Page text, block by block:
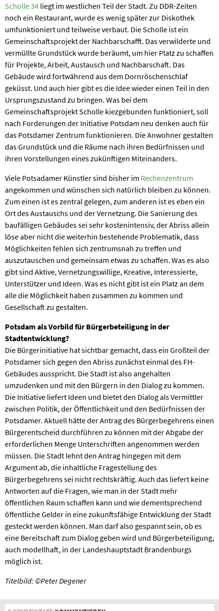
Scholle 34 liegt im westlichen Teil der Stadt. Zu DDR-Zeiten
noch ein Restaurant, wurde es wenig später zur Diskothek
umfunktioniert und teilweise verbaut. Die Scholle ist ein
Gemeinschaftsprojekt der Nachbarschafft. Das verwilderte und
vermüllte Grundstück wurde beräumt, um hier Platz zu schaffen
für Projekte, Arbeit, Austausch und Nachbarschaft. Das
Gebäude wird fortwährend aus dem Dornröschenschlaf
geküsst. Und auch hier gibt es die Idee wieder einen Teil in den
Ursprungszustand zu bringen. Was bei dem
Gemeinschaftsprojekt Scholle kiezgebunden funktioniert, soll
nach Forderungen der Initiative Potsdam neu denken auch für
das Potsdamer Zentrum funktionieren. Die Anwohner gestalten
das Grundstück und die Räume nach ihren Bedürfnissen und
ihren Vorstellungen eines zukünftigen Miteinanders.
Viele Potsadamer Künstler sind bisher im Rechenzentrum
angekommen und wünschen sich natürlich bleiben zu können.
Zum einen ist es zentral gelegen, zum anderen ist es eben ein
Ort des Austauschs und der Vernetzung. Die Sanierung des
baufälligen Gebäudes sei sehr kostenintensiv, der Abriss allein
löse aber nicht die weiterhin bestehende Problematik, dass
Möglichkeiten fehlen sich zentrumsnah zu treffen und
auszutauschen und gemeinsam etwas zu schaffen. Was es also
gibt sind Aktive, Vernetzungswillige, Kreative, Interessierte,
Unterstützer und Ideen. Was es nicht gibt ist ein Platz an dem
alle die Möglichkeit haben zusammen zu kommen und
Gesellschaft zu gestalten.
Potsdam als Vorbild für Bürgerbeteiligung in der
Stadtentwicklung?
Die Bürgerinitiative hat sichtbar gemacht, dass ein Großteil der
Potsdamer sich gegen den Abriss zunächst einmal des FH-
Gebäudes ausspricht. Die Stadt ist also angehalten
umzudenken und mit den Bürgern in den Dialog zu kommen.
Die Initiative liefert Ideen und bietet den Dialog als Vermittler
zwischen Politik, der Öffentlichkeit und den Bedürfnissen der
Potsdamer. Aktuell hätte der Antrag des Bürgerbegehrens einen
Bürgerentscheid durchführen zu können mit der Abgabe der
erforderlichen Menge Unterschriften angenommen werden
müssen. Die Stadt lehnt den Antrag hingegen mit dem
Argument ab, die inhaltliche Fragestellung des
Bürgerbegehrens sei nicht rechtskräftig. Auch das liefert keine
Antworten auf die Fragen, wie man in der Stadt mehr
öffentlichen Raum schaffen kann und wie dementsprechend
öffentliche Gelder in eine zukunftsfähige Entwicklung der Stadt
gesteckt werden können. Man darf also gespannt sein, ob es
eine Bereitschaft zum Dialog geben wird und Bürgerbeteiligung,
auch modellhaft, in der Landeshauptstadt Brandenburgs
möglich ist.
Titelbild: ©Peter Degener